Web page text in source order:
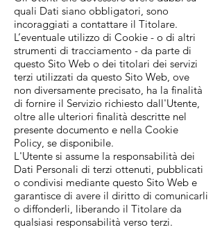
quali Dati siano obbligatori, sono
incoraggiati a contattare il Titolare.
L’eventuale utilizzo di Cookie - o di altri
strumenti di tracciamento - da parte di
questo Sito Web o dei titolari dei servizi
terzi utilizzati da questo Sito Web, ove
non diversamente precisato, ha la finalità
di fornire il Servizio richiesto dall'Utente,
oltre alle ulteriori finalità descritte nel
presente documento e nella Cookie
Policy, se disponibile.
L'Utente si assume la responsabilità dei
Dati Personali di terzi ottenuti, pubblicati
o condivisi mediante questo Sito Web e
garantisce di avere il diritto di comunicarli
o diffonderli, liberando il Titolare da
qualsiasi responsabilità verso terzi.